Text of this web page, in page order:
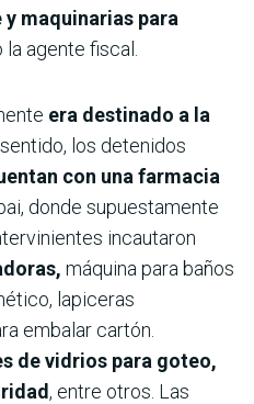
maquinarias para
la agente fiscal.
era destinado a la
sentido, los detenidos
con una farmacia
donde supuestamente
incautaron
máquina para baños
lapiceras
embalar cartón.
de vidrios para goteo,
, entre otros. Las